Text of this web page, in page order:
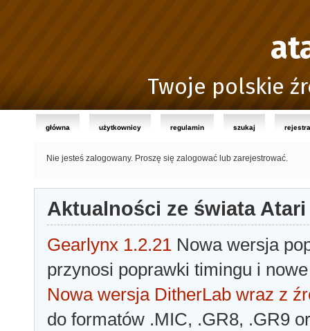
Twoje polskie
główna użytkownicy regulamin szukaj
Nie jesteś zalogowany. Proszę się zalogować lub zarejestrować.
Aktualności ze świata Atari
Gearlynx 1.2.21 Nowa wersja
przynosi poprawki timingu i
Nowa wersja DitherLab wraz z
do formatów .MIC, .GR8, .GR9